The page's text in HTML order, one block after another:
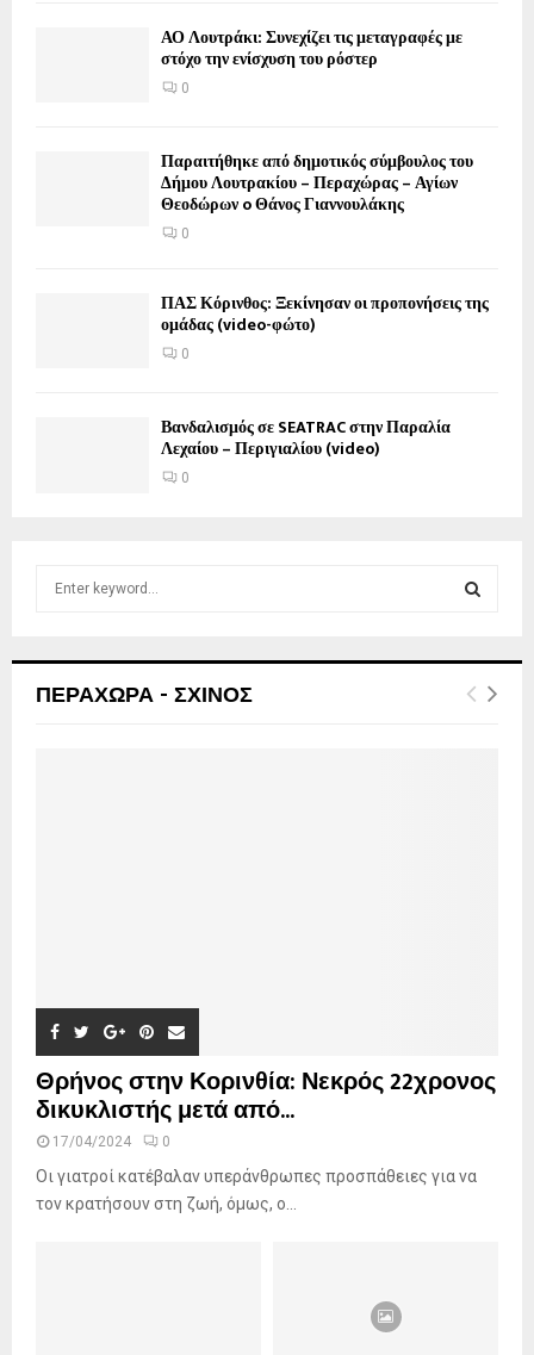
ΑΟ Λουτράκι: Συνεχίζει τις μεταγραφές με
στόχο την ενίσχυση του ρόστερ
0
Παραιτήθηκε από δημοτικός σύμβουλος του
Δήμου Λουτρακίου – Περαχώρας – Αγίων
Θεοδώρων o Θάνος Γιαννουλάκης
0
ΠΑΣ Κόρινθος: Ξεκίνησαν οι προπονήσεις της
ομάδας (video-φώτο)
0
Βανδαλισμός σε SEATRAC στην Παραλία
Λεχαίου – Περιγιαλίου (video)
0
h
E
ΠΕΡΑΧΩΡΑ - ΣΧΙΝΟΣ
Θρήνος στην Κορινθία: Νεκρός 22χρονος
δικυκλιστής μετά από...
17/04/2024 0
Οι γιατροί κατέβαλαν υπεράνθρωπες προσπάθειες για να
τον κρατήσουν στη ζωή, όμως, ο...